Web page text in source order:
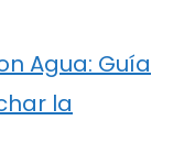
Agua: Guía
la